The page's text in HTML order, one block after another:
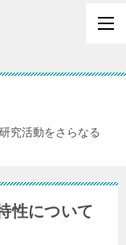
究活動をさらなる
性について